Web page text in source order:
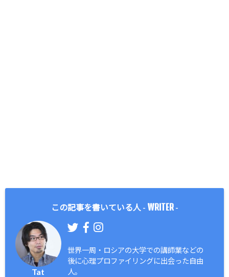
この記事を書いている人 - WRITER-
Tat
世界一周・ロシアの大学での講師業などの
後に心理プロファイリングに出会った自由
人。